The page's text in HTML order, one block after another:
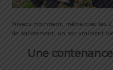
Niveau maintient, même avec les
de ballotement, un sac vraiment
Une